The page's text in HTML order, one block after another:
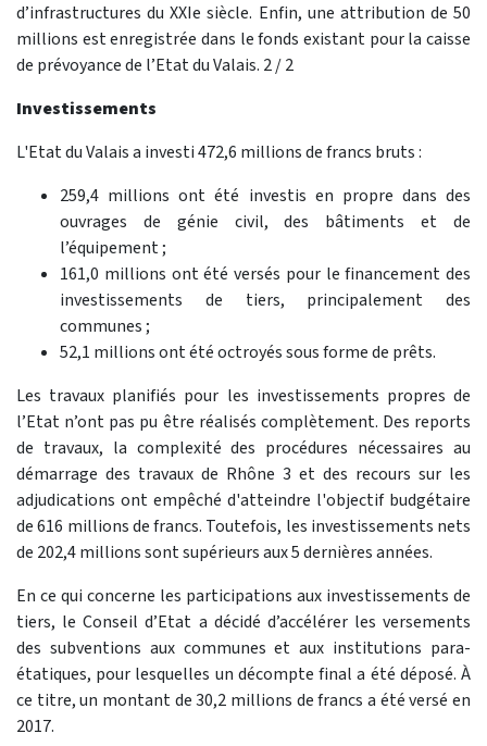
d’infrastructures du XXIe siècle. Enfin, une attribution de 50
millions est enregistrée dans le fonds existant pour la caisse
de prévoyance de l’Etat du Valais. 2 / 2
Investissements
L'Etat du Valais a investi 472,6 millions de francs bruts :
259,4 millions ont été investis en propre dans des
ouvrages de génie civil, des bâtiments et de
l’équipement ;
161,0 millions ont été versés pour le financement des
investissements de tiers, principalement des
communes ;
52,1 millions ont été octroyés sous forme de prêts.
Les travaux planifiés pour les investissements propres de
l’Etat n’ont pas pu être réalisés complètement. Des reports
de travaux, la complexité des procédures nécessaires au
démarrage des travaux de Rhône 3 et des recours sur les
adjudications ont empêché d'atteindre l'objectif budgétaire
de 616 millions de francs. Toutefois, les investissements nets
de 202,4 millions sont supérieurs aux 5 dernières années.
En ce qui concerne les participations aux investissements de
tiers, le Conseil d’Etat a décidé d’accélérer les versements
des subventions aux communes et aux institutions para-
étatiques, pour lesquelles un décompte final a été déposé. À
ce titre, un montant de 30,2 millions de francs a été versé en
2017.